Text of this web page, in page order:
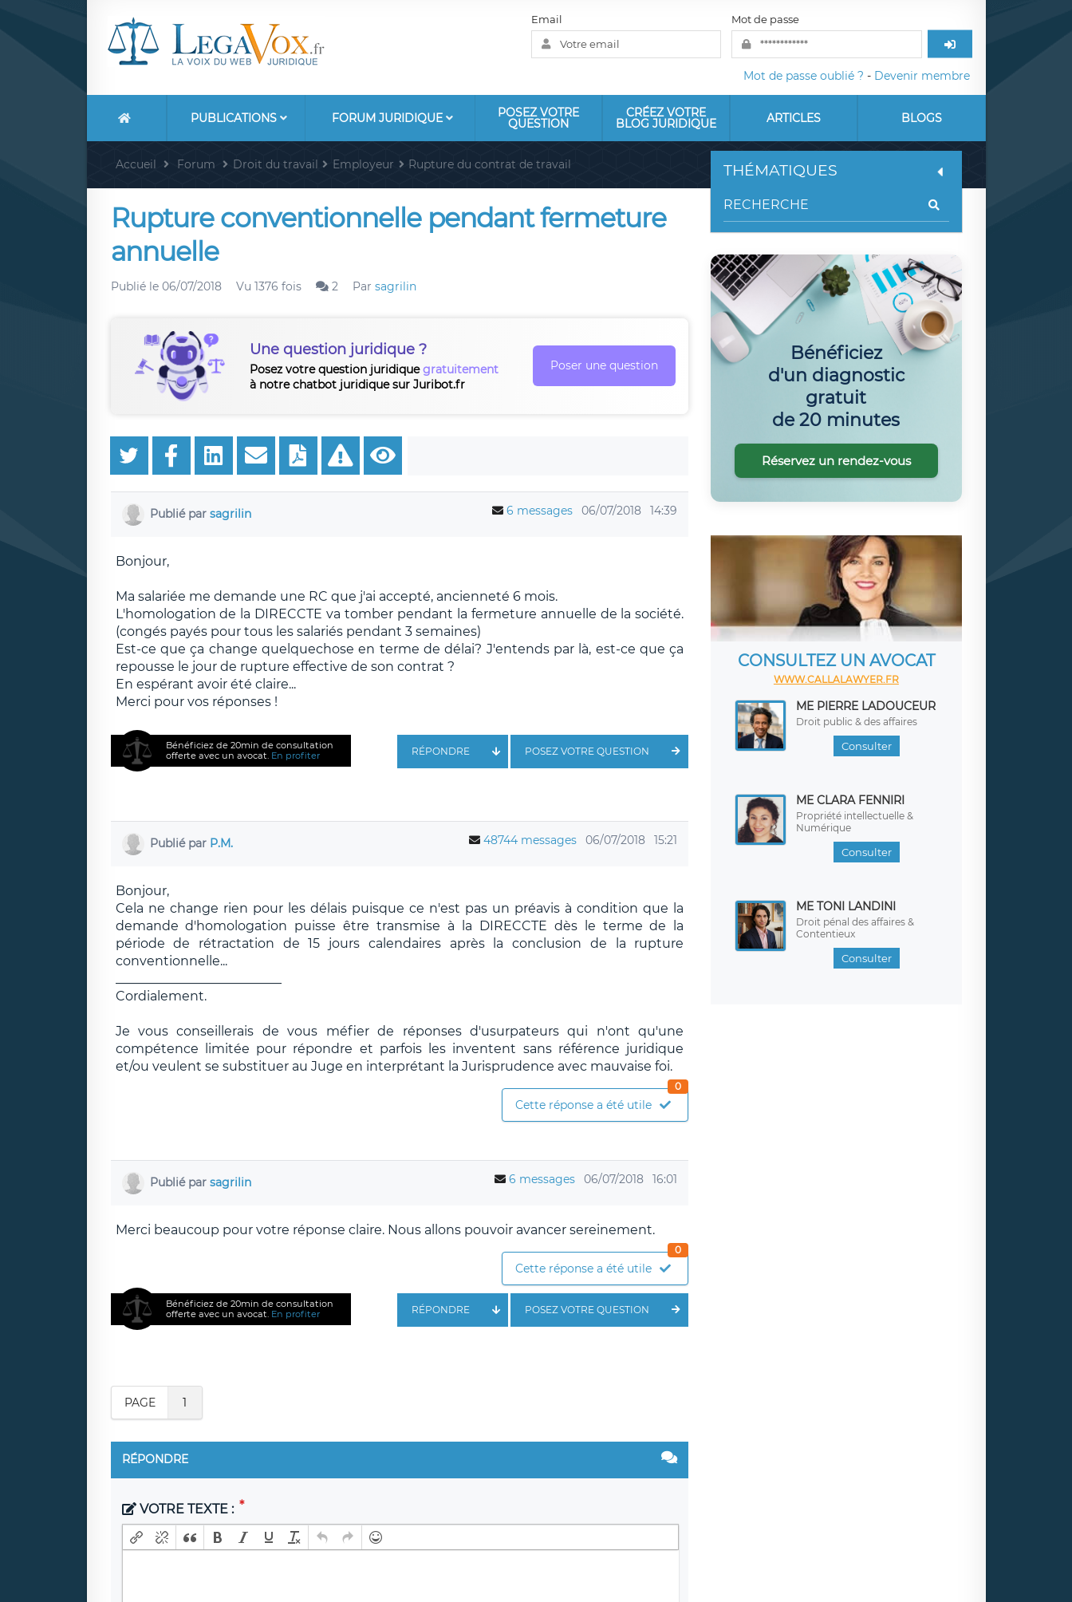
Email Mot de passe
Mot de passe oublié ? - Devenir membre
PUBLICATIONS FORUM JURIDIQUE POSEZ VOTRE
QUESTION
CRÉEZ VOTRE
BLOG JURIDIQUE ARTICLES BLOGS
Accueil Forum Droit du travail Employeur Rupture du contrat de travail
Rupture conventionnelle pendant fermeture
annuelle
Publié le 06/07/2018 Vu 1376 fois 2 Par sagrilin
Une question juridique ?
Posez votre question juridiquegratuitement
à notre chatbot juridique sur Juribot.fr
Poser une question
Publié par sagrilin 6 messages 06/07/2018 14:39
Bonjour,
Ma salariée me demande une RC que j'ai accepté, ancienneté 6 mois.
L'homologation de la DIRECCTE va tomber pendant la fermeture annuelle de la société.
(congés payés pour tous les salariés pendant 3 semaines)
Est-ce que ça change quelquechose en terme de délai? J'entends par là, est-ce que ça
repousse le jour de rupture effective de son contrat ?
En espérant avoir été claire...
Merci pour vos réponses !
Bénéficiez de 20min de consultation
offerte avec un avocat. En profiter POSEZ VOTRE QUESTION
RÉPONDRE
Publié par P.M. 48744 messages 06/07/2018 15:21
Bonjour,
Cela ne change rien pour les délais puisque ce n'est pas un préavis à condition que la
demande d'homologation puisse être transmise à la DIRECCTE dès le terme de la
période de rétractation de 15 jours calendaires après la conclusion de la rupture
conventionnelle...
Cordialement.
Je vous conseillerais de vous méfier de réponses d'usurpateurs qui n'ont qu'une
compétence limitée pour répondre et parfois les inventent sans référence juridique
et/ou veulent se substituer au Juge en interprétant la Jurisprudence avec mauvaise foi.
Cette réponse a été utile
0
Publié par sagrilin 6 messages 06/07/2018 16:01
Merci beaucoup pour votre réponse claire. Nous allons pouvoir avancer sereinement.
Cette réponse a été utile
0
Bénéficiez de 20min de consultation
offerte avec un avocat. En profiter POSEZ VOTRE QUESTION
RÉPONDRE
PAGE 1
RÉPONDRE
VOTRE TEXTE :
THÉMATIQUES
Bénéficiez
d'un diagnostic
gratuit
de 20 minutes
Réservez un rendez-vous
CONSULTEZ UN AVOCAT
WWW.CALLALAWYER.FR
ME PIERRE LADOUCEUR
Droit public & des affaires
Consulter
ME CLARA FENNIRI
Propriété intellectuelle &
Numérique
Consulter
ME TONI LANDINI
Droit pénal des affaires &
Contentieux
Consulter